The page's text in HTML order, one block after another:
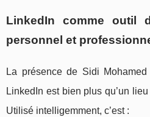
LinkedIn comme outil
personnel et
La présence de Sidi
LinkedIn est bien plus qu’un
Utilisé intelligemment, c’est :